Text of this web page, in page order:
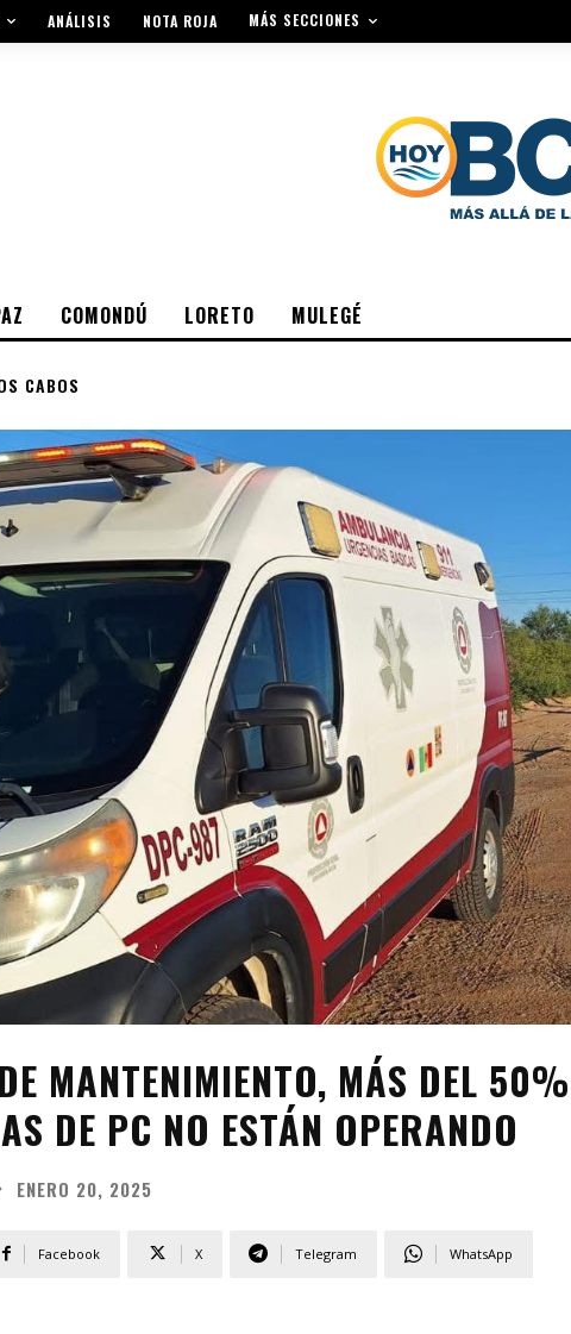
ANÁLISIS NOTA ROJA MÁS SECCIONES
COMONDÚ LORETO MULEGÉ
CABOS
MANTENIMIENTO, MÁS DEL
DE PC NO ESTÁN OPERANDO
ENERO 20, 2025
Facebook X Telegram WhatsApp